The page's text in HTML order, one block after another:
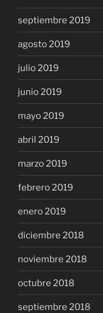
septiembre 2019
agosto 2019
julio 2019
junio 2019
mayo 2019
abril 2019
marzo 2019
febrero 2019
enero 2019
diciembre 2018
noviembre 2018
octubre 2018
septiembre 2018